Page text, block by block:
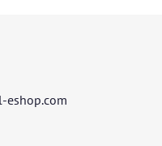
eshop.com